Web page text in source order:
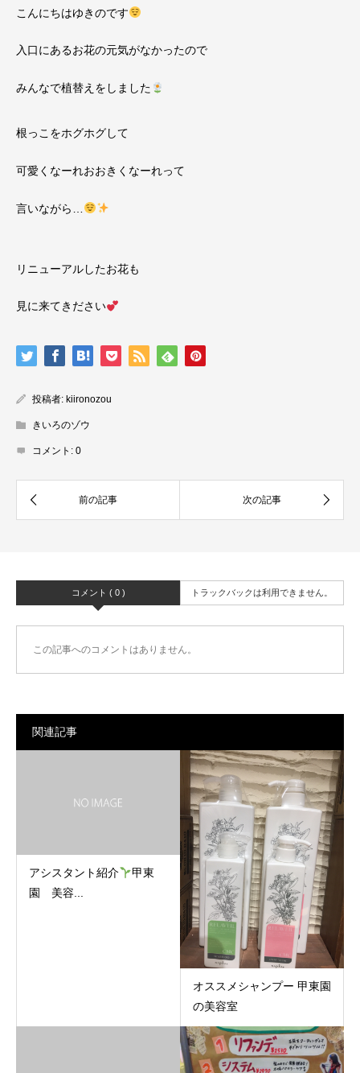
こんにちはゆきのです
入口にあるお花の元気がなかったので
みんなで植替えをしました
根っこをホグホグして
可愛くなーれおおきくなーれって
言いながら…
リニューアルしたお花も
見に来てきださい
投稿者: kiironozou
きいろのゾウ
コメント: 0
コメント ( 0 ) トラックバックは利用できません。
この記事へのコメントはありません。
関連記事
アシスタント紹介
甲東
園 美容...
オススメシャンプー 甲東園
の美容室